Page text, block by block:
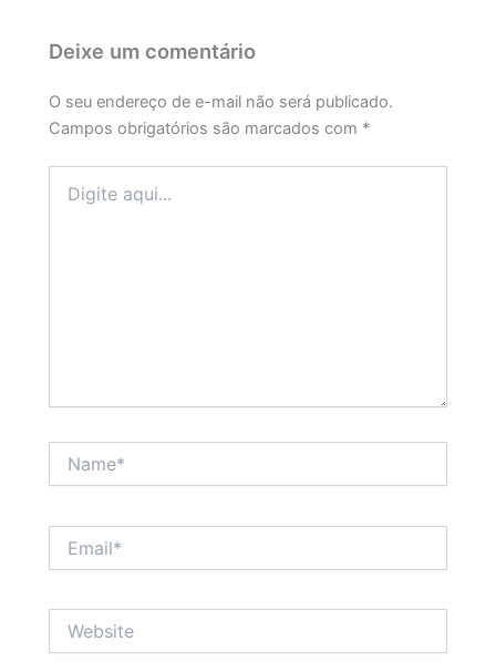
Deixe um comentário
O seu endereço de e-mail não será publicado.
Campos obrigatórios são marcados com *
aqui...